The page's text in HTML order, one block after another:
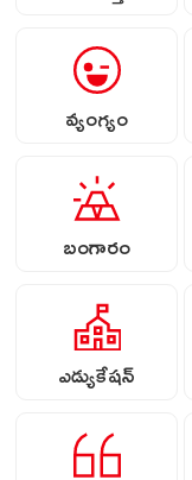
వ్యంగ్యం
బంగారం
ఎడ్యుకేషన్